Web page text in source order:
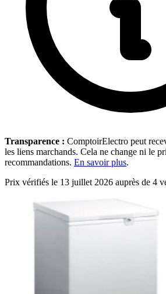
Transparence : ComptoirElectro peut
les liens marchands. Cela ne change ni le
recommandations. En savoir plus.
Prix vérifiés le 13 juillet 2026 auprès de 4